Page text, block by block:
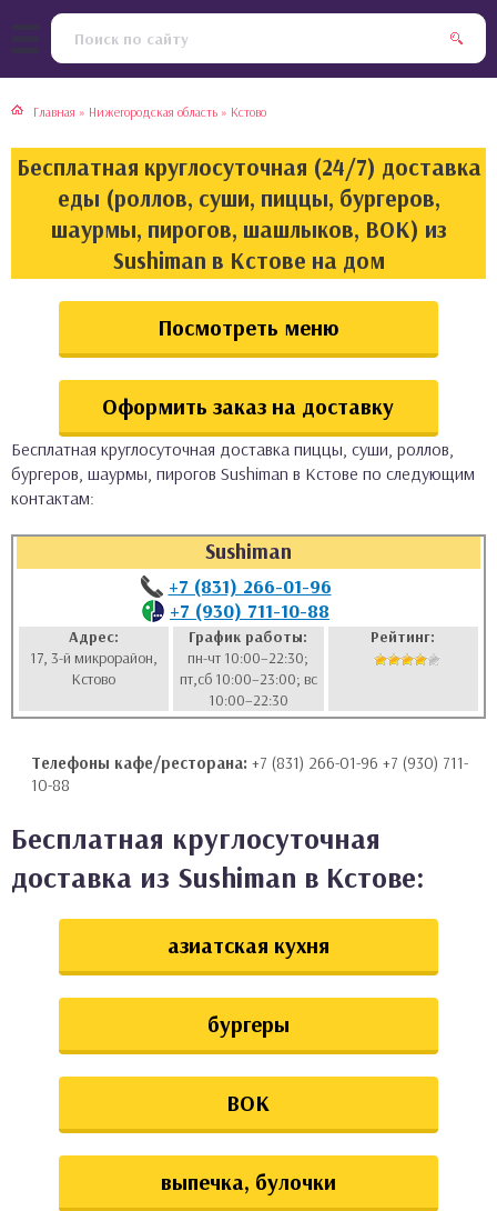
Главная » Нижегородская область » Кстово
Бесплатная круглосуточная (24/7) доставка
еды (роллов, суши, пиццы, бургеров,
шаурмы, пирогов, шашлыков, ВОК) из
Sushiman в Кстове на дом
Посмотреть меню
Оформить заказ на доставку
Бесплатная круглосуточная доставка пиццы, суши, роллов,
бургеров, шаурмы, пирогов Sushiman в Кстове по следующим
контактам:
Sushiman
+7 (831) 266-01-96
+7 (930) 711-10-88
Адрес:
17, 3-й микрорайон,
Кстово
График работы:
пн-чт 10:00–22:30;
пт,сб 10:00–23:00; вс
10:00–22:30
Рейтинг:
Телефоны кафе/ресторана: +7 (831) 266-01-96 +7 (930) 711-
10-88
Бесплатная круглосуточная
доставка из Sushiman в Кстове:
азиатская кухня
бургеры
ВОК
выпечка, булочки
кухня
кухня
кухня
кухня
булочки